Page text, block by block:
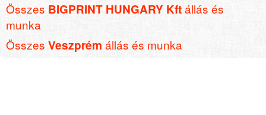
Összes BIGPRINT HUNGARY Kftállás és
munka
Összes Veszprém állás és munka